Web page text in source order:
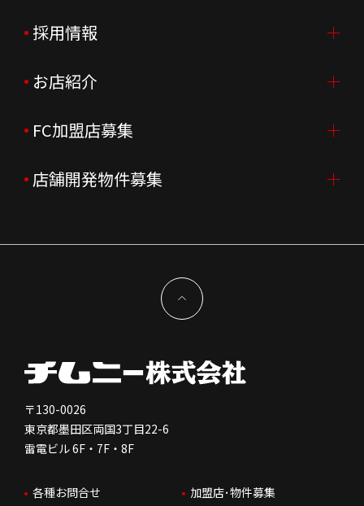
ご挨拶
会社概要
会社沿革
企業理念
新型コロナウイルス対応
IR情報TOP
ニュースリリース
月次売上
決算資料
コーポレートガバナンス
免責事項
株価情報
IRお問合せ
採用情報
採用情報TOP
新卒採用
中途採用
会社を知る
人を知る
はたらく環境
人財育成
お店紹介
店舗を探す・予約する
よくあるご質問
FC加盟店募集
FC加盟店募集TOP
独立支援について
FC加盟店お問合せ
店舗開発物件募集
〒130-0026
東京都墨田区両国3丁目22-6
雷電ビル 6F・7F・8F
各種お問合せ 加盟店･物件募集